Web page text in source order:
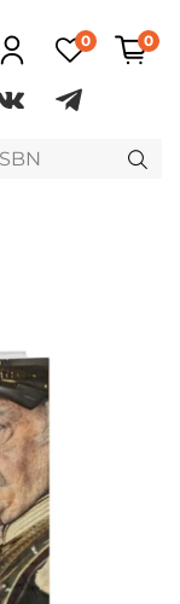
0 0